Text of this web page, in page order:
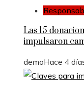
Las 15
impulsaron
demoHace 4